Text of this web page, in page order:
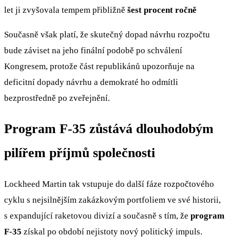
let ji zvyšovala tempem přibližně šest procent ročně
Současně však platí, že skutečný dopad návrhu rozpočtu
bude záviset na jeho finální podobě po schválení
Kongresem, protože část republikánů upozorňuje na
deficitní dopady návrhu a demokraté ho odmítli
bezprostředně po zveřejnění.
Program F-35 zůstává dlouhodobým
pilířem příjmů společnosti
Lockheed Martin tak vstupuje do další fáze rozpočtového
cyklu s nejsilnějším zakázkovým portfoliem ve své historii,
s expandující raketovou divizí a současně s tím, že program
F-35 získal po období nejistoty nový politický impuls.